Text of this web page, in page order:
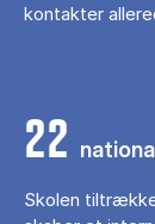
kontakter
22
Skolen